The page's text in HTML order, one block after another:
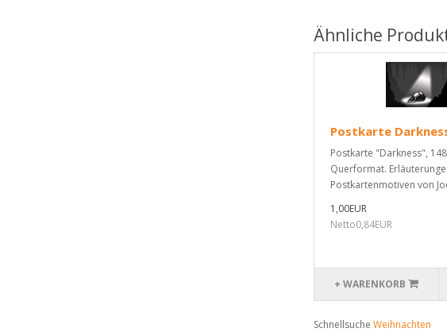
Ähnliche
Postkarte
Postkarte "Darkness",
Querformat.
Postkartenmotiven von
1,00EUR
Netto0,84EUR
+ WARENKORB
Schnellsuche Weihnachten